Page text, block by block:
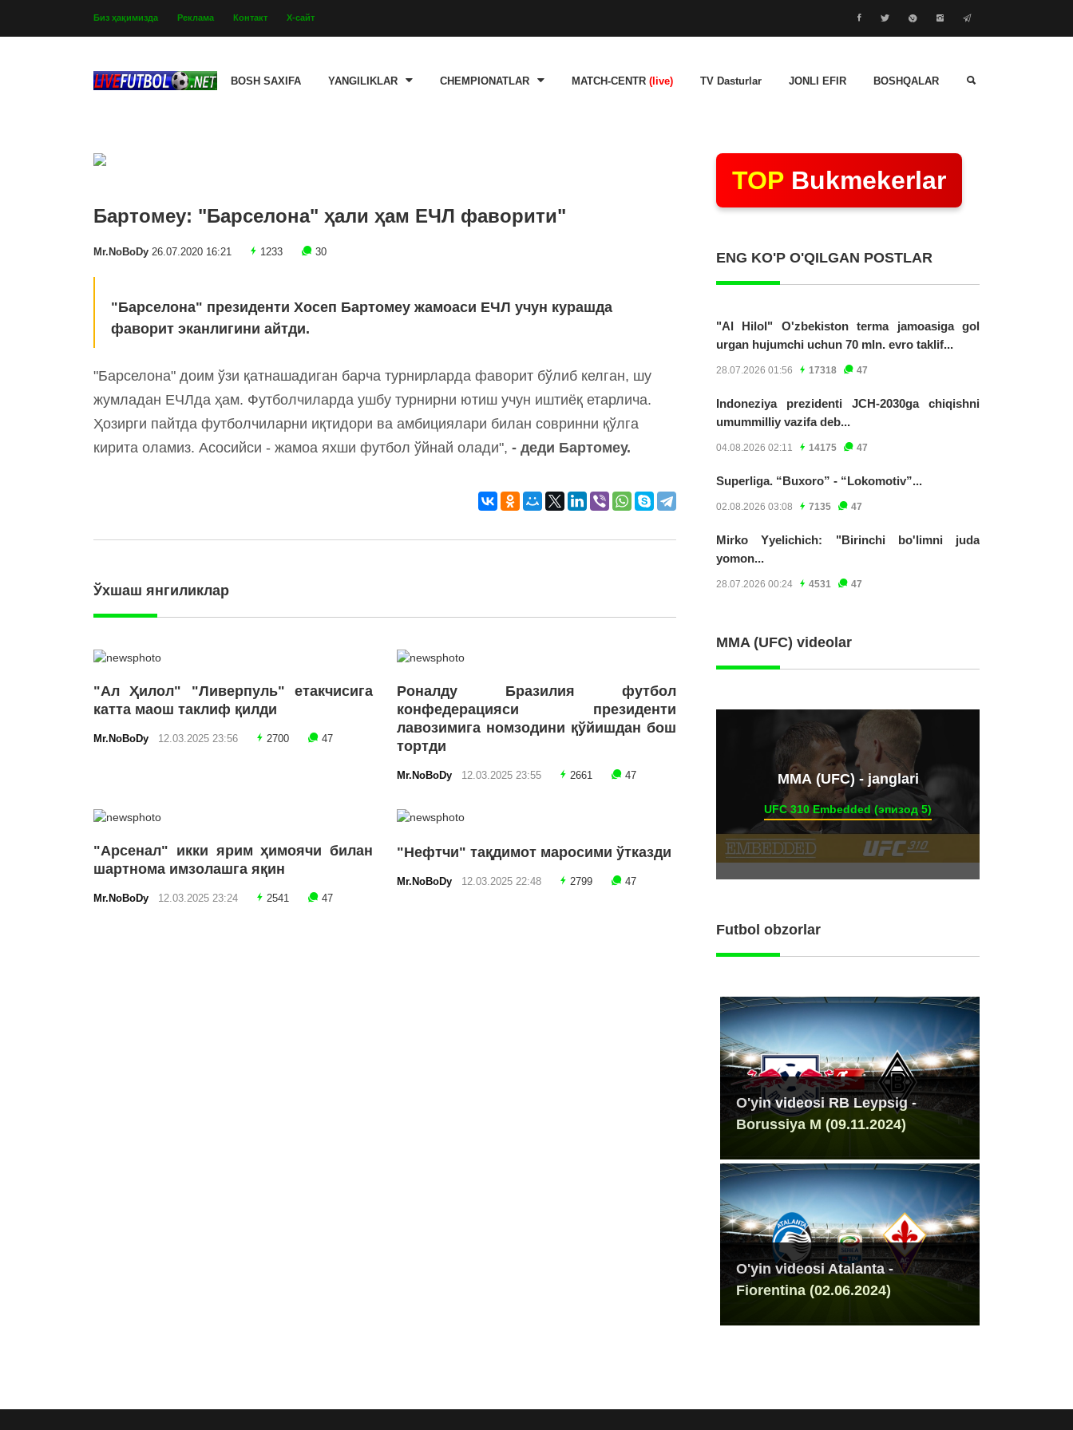
Биз ҳақимизда Реклама Контакт Х-сайт
BOSH SAXIFA YANGILIKLAR CHEMPIONATLAR MATCH-CENTR (live) TV Dasturlar JONLI EFIR BOSHQALAR
Бартомеу: "Барселона" ҳали ҳам ЕЧЛ фаворити"
Mr.NoBoDy 26.07.2020 16:21 1233 30
"Барселона" президенти Хосеп Бартомеу жамоаси ЕЧЛ учун курашда
фаворит эканлигини айтди.
"Барселона" доим ўзи қатнашадиган барча турнирларда фаворит бўлиб келган, шу
жумладан ЕЧЛда ҳам. Футболчиларда ушбу турнирни ютиш учун иштиёқ етарлича.
Ҳозирги пайтда футболчиларни иқтидори ва амбициялари билан совринни қўлга
кирита оламиз. Асосийси - жамоа яхши футбол ўйнай олади", - деди Бартомеу.
Ўхшаш янгиликлар
"Ал Ҳилол" "Ливерпуль" етакчисига
катта маош таклиф қилди
Mr.NoBoDy 12.03.2025 23:56 2700 47
Роналду Бразилия футбол
конфедерацияси президенти
лавозимига номзодини қўйишдан бош
тортди
Mr.NoBoDy 12.03.2025 23:55 2661 47
"Арсенал" икки ярим ҳимоячи билан
шартнома имзолашга яқин
Mr.NoBoDy 12.03.2025 23:24 2541 47
"Нефтчи" тақдимот маросими ўтказди
Mr.NoBoDy 12.03.2025 22:48 2799 47
TOP Bukmekerlar
ENG KO'P O'QILGAN POSTLAR
"Al Hilol" O'zbekiston terma jamoasiga gol
urgan hujumchi uchun 70 mln. evro taklif...
28.07.2026 01:56 17318 47
Indoneziya prezidenti JCH-2030ga chiqishni
umummilliy vazifa deb...
04.08.2026 02:11 14175 47
Superliga. “Buxoro” - “Lokomotiv”...
02.08.2026 03:08 7135 47
Mirko Yyelichich: "Birinchi bo'limni juda
yomon...
28.07.2026 00:24 4531 47
MMA (UFC) videolar
ММА (UFC) - janglari
UFC 310 Embedded (эпизод 5)
Futbol obzorlar
O'yin videosi RB Leypsig -
Borussiya M (09.11.2024)
O'yin videosi Atalanta -
Fiorentina (02.06.2024)